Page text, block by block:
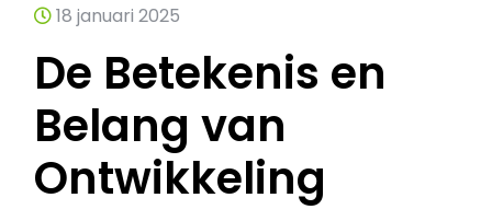
18 januari 2025
De Betekenis en
Belang van
Ontwikkeling